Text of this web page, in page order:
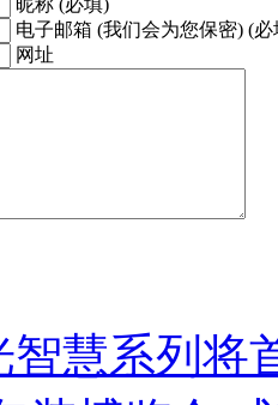
昵称 (必填)
电子邮箱 (我们会为您保密) (必
网址
慧系列将